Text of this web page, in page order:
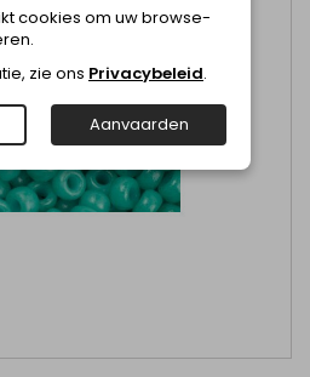
cookies om uw browse-
zie ons Privacybeleid.
Aanvaarden